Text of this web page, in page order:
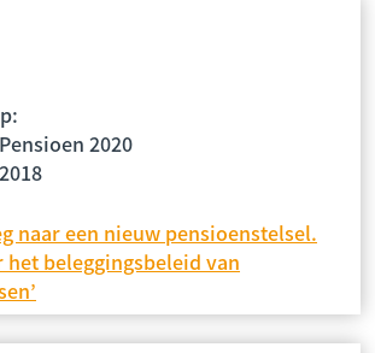
2020
naar een nieuw pensioenstelsel.
het beleggingsbeleid van